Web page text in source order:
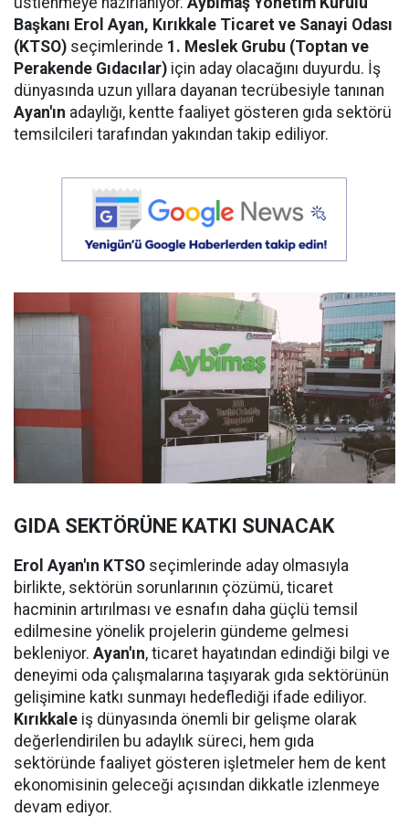
Başkanı Erol Ayan, Kırıkkale Ticaret ve Sanayi Odası
(KTSO) seçimlerinde 1. Meslek Grubu (Toptan ve
Perakende Gıdacılar) için aday olacağını duyurdu. İş
dünyasında uzun yıllara dayanan tecrübesiyle tanınan
Ayan'ın adaylığı, kentte faaliyet gösteren gıda sektörü
temsilcileri tarafından yakından takip ediliyor.
GIDA SEKTÖRÜNE KATKI SUNACAK
Erol Ayan'ın KTSO seçimlerinde aday olmasıyla
birlikte, sektörün sorunlarının çözümü, ticaret
hacminin artırılması ve esnafın daha güçlü temsil
edilmesine yönelik projelerin gündeme gelmesi
bekleniyor. Ayan'ın, ticaret hayatından edindiği bilgi ve
deneyimi oda çalışmalarına taşıyarak gıda sektörünün
gelişimine katkı sunmayı hedeflediği ifade ediliyor.
Kırıkkale iş dünyasında önemli bir gelişme olarak
değerlendirilen bu adaylık süreci, hem gıda
sektöründe faaliyet gösteren işletmeler hem de kent
ekonomisinin geleceği açısından dikkatle izlenmeye
devam ediyor.